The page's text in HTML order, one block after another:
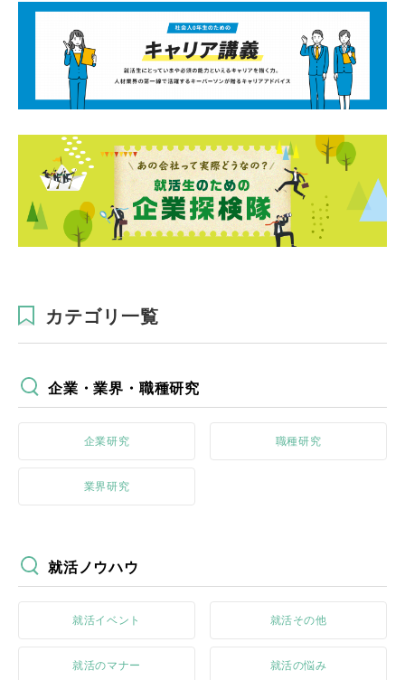
カテゴリ一覧
企業・業界・職種研究
企業研究 職種研究
業界研究
就活ノウハウ
就活イベント 就活その他
就活のマナー 就活の悩み